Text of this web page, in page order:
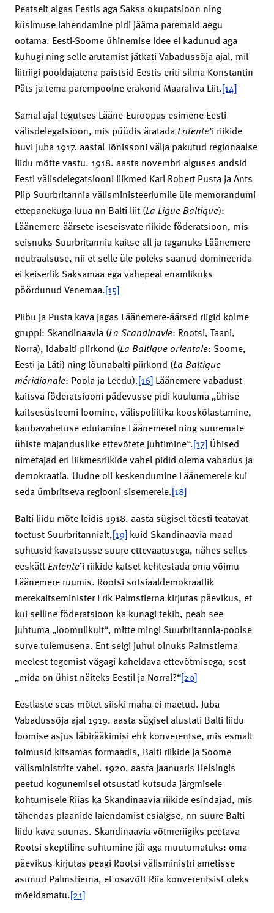
Peatselt algas Eestis aga Saksa okupatsioon ning
küsimuse lahendamine pidi jääma paremaid aegu
ootama. Eesti-Soome ühinemise idee ei kadunud aga
kuhugi ning selle arutamist jätkati Vabadussõja ajal, mil
liitriigi pooldajatena paistsid Eestis eriti silma Konstantin
Päts ja tema parempoolne erakond Maarahva Liit.[14]
Samal ajal tegutses Lääne-Euroopas esimene Eesti
välisdelegatsioon, mis püüdis äratadaEntente’i riikide
huvi juba 1917. aastal Tõnissoni välja pakutud regionaalse
liidu mõtte vastu. 1918. aasta novembri alguses andsid
Eesti välisdelegatsiooni liikmed Karl Robert Pusta ja Ants
Piip Suurbritannia välisministeeriumile üle memorandumi
ettepanekuga luua nn Balti liit (La Ligue Baltique):
Läänemere-äärsete iseseisvate riikide föderatsioon, mis
seisnuks Suurbritannia kaitse all ja taganuks Läänemere
neutraalsuse, nii et selle üle poleks saanud domineerida
ei keiserlik Saksamaa ega vahepeal enamlikuks
pöördunud Venemaa.[15]
Piibu ja Pusta kava jagas Läänemere-äärsed riigid kolme
gruppi: Skandinaavia (La Scandinavie: Rootsi, Taani,
Norra), idabalti piirkond (La Baltique orientale: Soome,
Eesti ja Läti) ning lõunabalti piirkond (La Baltique
méridionale: Poola ja Leedu).[16] Läänemere vabadust
kaitsva föderatsiooni pädevusse pidi kuuluma „ühise
kaitsesüsteemi loomine, välispoliitika kooskõlastamine,
kaubavahetuse edutamine Läänemerel ning suuremate
ühiste majanduslike ettevõtete juhtimine“.[17] Ühised
nimetajad eri liikmesriikide vahel pidid olema vabadus ja
demokraatia. Uudne oli keskendumine Läänemerele kui
seda ümbritseva regiooni sisemerele.[18]
Balti liidu mõte leidis 1918. aasta sügisel tõesti teatavat
toetust Suurbritannialt,[19] kuid Skandinaavia maad
suhtusid kavatsusse suure ettevaatusega, nähes selles
eeskättEntente’i riikide katset kehtestada oma võimu
Läänemere ruumis. Rootsi sotsiaaldemokraatlik
merekaitseminister Erik Palmstierna kirjutas päevikus, et
kui selline föderatsioon ka kunagi tekib, peab see
juhtuma „loomulikult“, mitte mingi Suurbritannia-poolse
surve tulemusena. Ent selgi juhul olnuks Palmstierna
meelest tegemist vägagi kaheldava ettevõtmisega, sest
„mida on ühist näiteks Eestil ja Norral?“[20]
Eestlaste seas mõtet siiski maha ei maetud. Juba
Vabadussõja ajal 1919. aasta sügisel alustati Balti liidu
loomise asjus läbirääkimisi ehk konverentse, mis esmalt
toimusid kitsamas formaadis, Balti riikide ja Soome
välisministrite vahel. 1920. aasta jaanuaris Helsingis
peetud kogunemisel otsustati kutsuda järgmisele
kohtumisele Riias ka Skandinaavia riikide esindajad, mis
tähendas plaanide laiendamist esialgse, nn suure Balti
liidu kava suunas. Skandinaavia võtmeriigiks peetava
Rootsi skeptiline suhtumine jäi aga muutumatuks: oma
päevikus kirjutas peagi Rootsi välisministri ametisse
asunud Palmstierna, et osavõtt Riia konverentsist oleks
mõeldamatu.[21]